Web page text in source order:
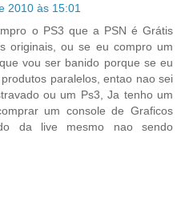
2010 às 15:01
o PS3 que a PSN é Grátis
originais, ou se eu compro um
vou ser banido porque se eu
paralelos, entao nao sei
ou um Ps3, Ja tenho um
um console de Graficos
da live mesmo nao sendo